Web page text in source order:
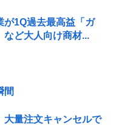
が1Q過去最高益「ガ
など大人向け商材...
間
大量注文キャンセルで